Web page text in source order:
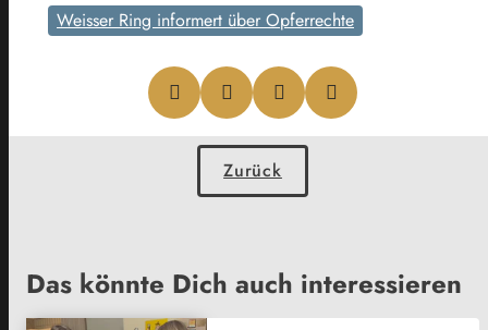
Weisser Ring informert über Opferrechte
Zurück
Das könnte Dich auch interessieren